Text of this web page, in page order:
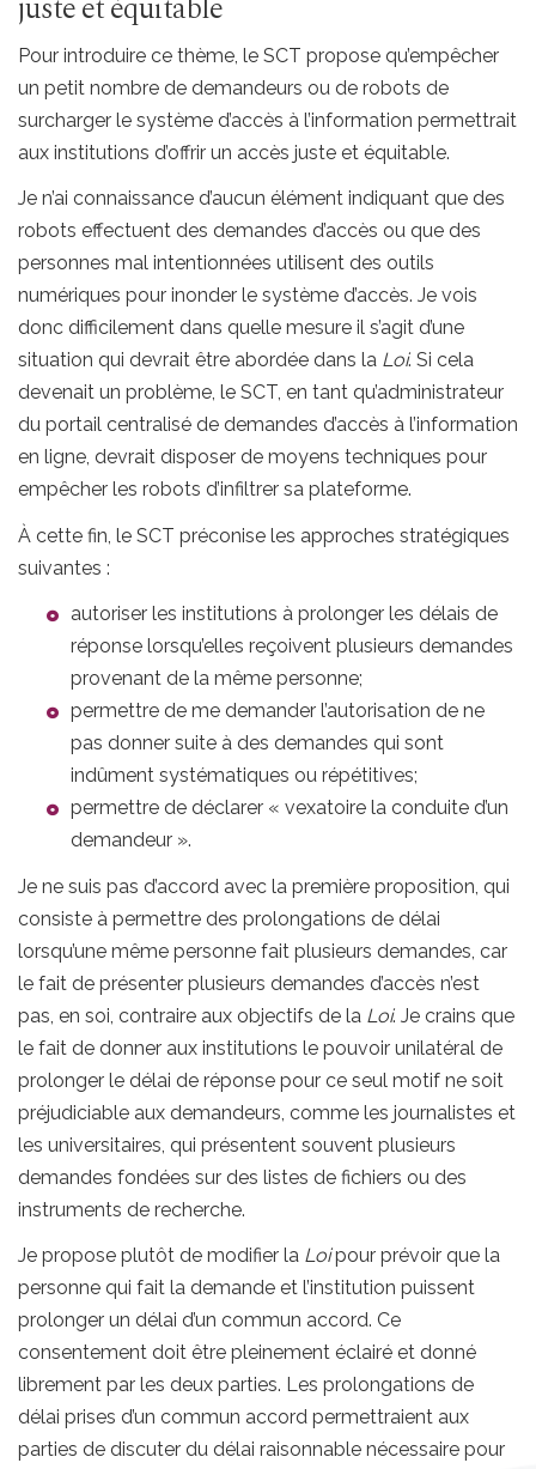
juste et équitable
Pour introduire ce thème, le SCT propose qu’empêcher
un petit nombre de demandeurs ou de robots de
surcharger le système d’accès à l’information permettrait
aux institutions d’offrir un accès juste et équitable.
Je n’ai connaissance d’aucun élément indiquant que des
robots effectuent des demandes d’accès ou que des
personnes mal intentionnées utilisent des outils
numériques pour inonder le système d’accès. Je vois
donc difficilement dans quelle mesure il s’agit d’une
situation qui devrait être abordée dans la Loi. Si cela
devenait un problème, le SCT, en tant qu’administrateur
du portail centralisé de demandes d’accès à l’information
en ligne, devrait disposer de moyens techniques pour
empêcher les robots d’infiltrer sa plateforme.
À cette fin, le SCT préconise les approches stratégiques
suivantes :
autoriser les institutions à prolonger les délais de
réponse lorsqu’elles reçoivent plusieurs demandes
provenant de la même personne;
permettre de me demander l’autorisation de ne
pas donner suite à des demandes qui sont
indûment systématiques ou répétitives;
permettre de déclarer « vexatoire la conduite d’un
demandeur ».
Je ne suis pas d’accord avec la première proposition, qui
consiste à permettre des prolongations de délai
lorsqu’une même personne fait plusieurs demandes, car
le fait de présenter plusieurs demandes d’accès n’est
pas, en soi, contraire aux objectifs de la Loi. Je crains que
le fait de donner aux institutions le pouvoir unilatéral de
prolonger le délai de réponse pour ce seul motif ne soit
préjudiciable aux demandeurs, comme les journalistes et
les universitaires, qui présentent souvent plusieurs
demandes fondées sur des listes de fichiers ou des
instruments de recherche.
Je propose plutôt de modifier la Loipour prévoir que la
personne qui fait la demande et l’institution puissent
prolonger un délai d’un commun accord. Ce
consentement doit être pleinement éclairé et donné
librement par les deux parties. Les prolongations de
délai prises d’un commun accord permettraient aux
parties de discuter du délai raisonnable nécessaire pour